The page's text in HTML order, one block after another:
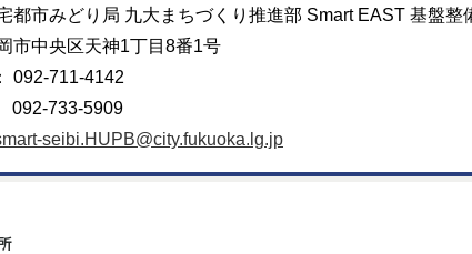
都市みどり局 九大まちづくり推進部 Smart EAST 基盤整
市中央区天神1丁目8番1号
092-711-4142
092-733-5909
seibi.HUPB@city.fukuoka.lg.jp